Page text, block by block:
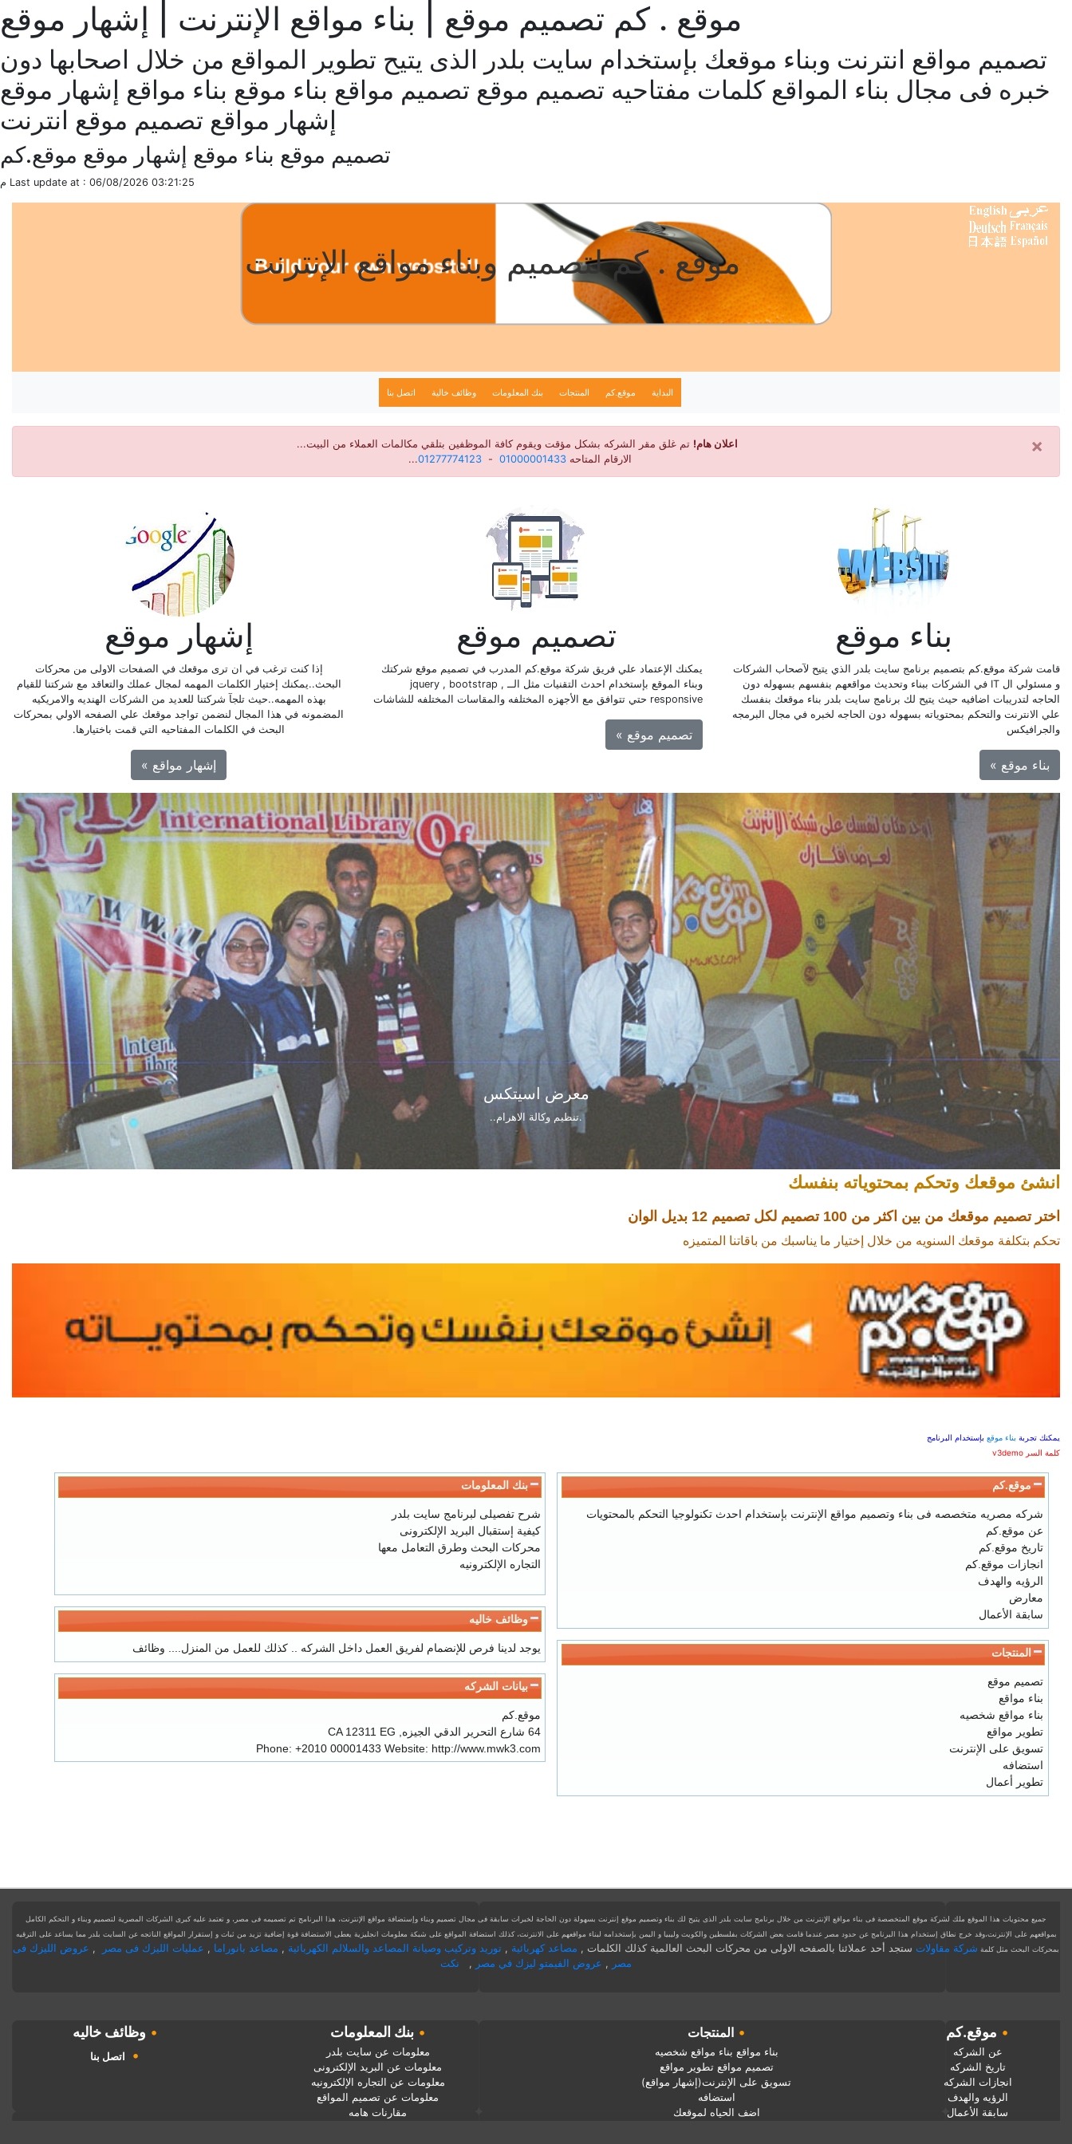
موقع . كم تصميم موقع | بناء مواقع الإنترنت | إشهار موقع
تصميم مواقع انترنت وبناء موقعك بإستخدام سايت بلدر الذى يتيح تطوير المواقع من خلال اصحابها دون
خبره فى مجال بناء المواقع كلمات مفتاحيه تصميم موقع تصميم مواقع بناء موقع بناء مواقع إشهار موقع
إشهار مواقع تصميم موقع انترنت
تصميم موقع بناء موقع إشهار موقع موقع.كم
Last update at : 06/08/2026 03:21:25 م
موقع . كم لتصميم وبناء مواقع الإنترنت
البداية موقع.كم المنتجات بنك المعلومات وظائف خالية اتصل بنا
× اعلان هام! تم غلق مقر الشركه بشكل مؤقت ويقوم كافة الموظفين بتلقي مكالمات العملاء من البيت...
الارقام المتاحه 01000001433
-
01277774123
...
بناء موقع
قامت شركة موقع.كم بتصميم برنامج سايت بلدر الذي يتيح لآصحاب الشركات
و مسئولي ال IT في الشركات ببناء وتحديث مواقعهم بنفسهم بسهوله دون
الحاجه لتدريبات اضافيه حيث يتيح لك برنامج سايت بلدر بناء موقعك بنفسك
علي الانترنت والتحكم بمحتوياته بسهوله دون الحاجه لخبره في مجال البرمجه
والجرافيكس
بناء موقع »
تصميم موقع
يمكنك الإعتماد علي فريق شركة موقع.كم المدرب في تصميم موقع شركتك
وبناء الموقع بإستخدام احدث التقنيات مثل الــ jquery , bootstrap ,
responsive حتي تتوافق مع الأجهزه المختلفه والمقاسات المختلفه للشاشات
تصميم موقع »
إشهار موقع
إذا كنت ترغب في ان ترى موقعك في الصفحات الاولى من محركات
البحث..يمكنك إختيار الكلمات المهمه لمجال عملك والتعاقد مع شركتنا للقيام
بهذه المهمه..حيث تلجآ شركتنا للعديد من الشركات الهنديه والامريكيه
المضمونه في هذا المجال لنضمن تواجد موقعك علي الصفحه الاولي بمحركات
البحث في الكلمات المفتاحيه التي قمت باختيارها.
إشهار مواقع »
معرض اندورز
.من اكبر معارض الاثاث والديكور بمصر والشرق الاوسط..
انشئ موقعك وتحكم بمحتوياته بنفسك
اختر تصميم موقعك من بين اكثر من 100 تصميم لكل تصميم 12 بديل الوان
تحكم بتكلفة موقعك السنويه من خلال إختيار ما يناسبك من باقاتنا المتميزه
يمكنك تجربة بناء موقع بإستخدام البرنامج
كلمة السر v3demo
موقع.كم
شركه مصريه متخصصه فى بناء وتصميم مواقع الإنترنت بإستخدام احدث تكنولوجيا التحكم بالمحتويات
عن موقع.كم
تاريخ موقع.كم
انجازات موقع.كم
الرؤيه والهدف
معارض
سابقة الأعمال
المنتجات
تصميم موقع
بناء مواقع
بناء مواقع شخصيه
تطوير مواقع
تسويق على الإنترنت
استضافه
تطوير أعمال
بنك المعلومات
شرح تفصيلى لبرنامج سايت بلدر
كيفية إستقبال البريد الإلكترونى
محركات البحث وطرق التعامل معها
التجاره الإلكترونيه
وظائف خاليه
يوجد لدينا فرص للإنضمام لفريق العمل داخل الشركه .. كذلك للعمل من المنزل.... وظائف
بيانات الشركه
موقع.كم
64 شارع التحرير الدقي
الجيزه CA 12311 EG
Phone: +2010 00001433 Website: http://www.mwk3.com
جميع محتويات هذا الموقع ملك لشركة موقع المتخصصة فى بناء مواقع الإنترنت من خلال برنامج سايت بلدر الذى يتيح لك بناء وتصميم موقع إنترنت بسهولة دون الحاجة لخبرات سابقة فى مجال تصميم وبناء وإستضافة مواقع الإنترنت، هذا البرنامج تم تصميمه فى مصر، و تعتمد عليه كبرى الشركات المصرية لتصميم وبناء و التحكم الكامل
بمواقعهم على الإنترنت،وقد خرج نطاق إستخدام هذا البرنامج عن حدود مصر عندما قامت بعض الشركات بفلسطين والكويت وليبيا و اليمن بإستخدامه لبناء مواقعهم على الانترنت، كذلك استضافة المواقع على شبكة معلومات انجليزية يعطى الاستضافة قوة إضافية تزيد من ثبات و إستقرار المواقع الناتجه عن السايت بلدر مما يساعد على الترقيه
بمحركات البحث مثل كلمة شركة مقاولات ستجد أحد عملائنا بالصفحه الاولى من محركات البحث العالمية كذلك الكلمات , مصاعد كهربائية , توريد وتركيب وصيانة المصاعد والسلالم الكهربائية , مصاعد بانوراما , عمليات الليزك فى مصر , عروض الليزك فى
مصر
, عروض الفيمتو ليزك في مصر , نكت
• موقع.كم • المنتجات •بنك المعلومات • وظائف خاليه
عن الشركه
تاريخ الشركه
انجازات الشركه
الرؤيه والهدف
سابقة الأعمال
بناء مواقع بناء مواقع شخصيه
تصميم مواقع تطوير مواقع
تسويق على الإنترنت(إشهار مواقع)
استضافه
اضف الحياه لموقعك
معلومات عن سايت بلدر
معلومات عن البريد الإلكترونى
معلومات عن التجاره الإلكترونيه
معلومات عن تصميم المواقع
مقارنات هامه
• اتصل بنا